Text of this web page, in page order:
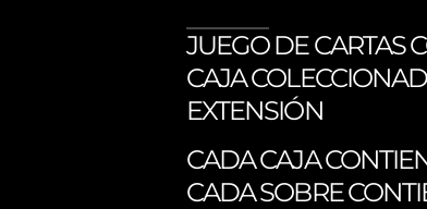
JUEGO DE CARTAS
CAJA
EXTENSIÓN
CADA CAJA
CADA SOBRE